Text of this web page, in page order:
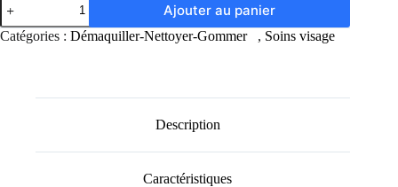
Ajouter au panier
Catégories : Démaquiller-Nettoyer-Gommer , Soins visage
Description
Caractéristiques